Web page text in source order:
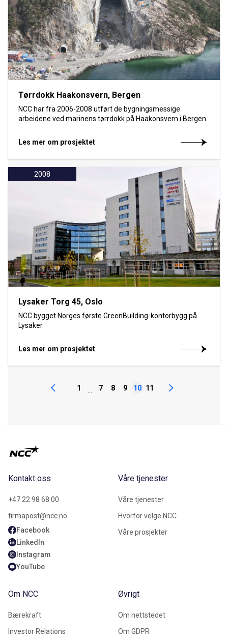
Tørrdokk Haakonsvern, Bergen
NCC har fra 2006-2008 utført de bygningsmessige
arbeidene ved marinens tørrdokk på Haakonsvern i Bergen.
Les mer om prosjektet
2008
Lysaker Torg 45, Oslo
NCC bygget Norges første GreenBuilding-kontorbygg på
Lysaker.
Les mer om prosjektet
1 ... 7 8 9 10 11
Kontakt oss
+47 22 98 68 00
firmapost@ncc.no
Facebook
LinkedIn
Instagram
YouTube
Våre tjenester
Våre tjenester
Hvorfor velge NCC
Våre prosjekter
Om NCC
Bærekraft
Investor Relations
Øvrigt
Om nettstedet
Om GDPR